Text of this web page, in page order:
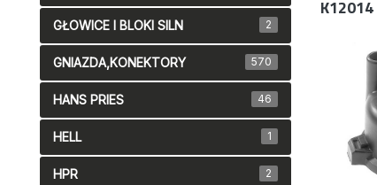
K12014
GŁOWICE I BLOKI SILN 2
GNIAZDA,KONEKTORY 570
HANS PRIES 46
HELL 1
HPR 2